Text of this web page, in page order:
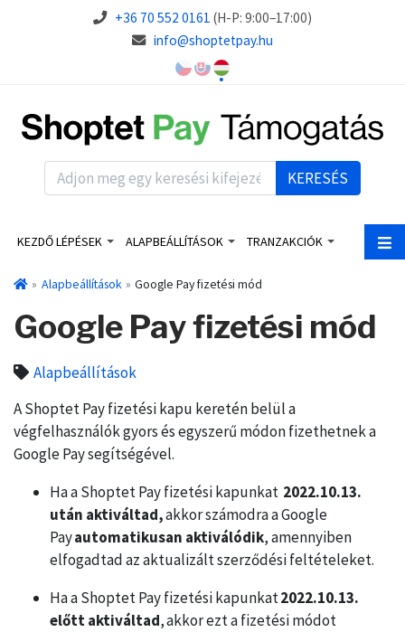
+36 70 552 0161 (H-P: 9:00–17:00)
info@shoptetpay.hu
KERESÉS
KEZDŐ LÉPÉSEK ALAPBEÁLLÍTÁSOK TRANZAKCIÓK
Alapbeállítások Google Pay fizetési mód
Google Pay fizetési mód
Alapbeállítások
A Shoptet Pay fizetési kapu keretén belül a
végfelhasználók gyors és egyszerű módon fizethetnek a
Google Pay segítségével.
Ha a Shoptet Pay fizetési kapunkat 2022.10.13.
után aktiváltad,akkor számodra a Google
Payautomatikusan aktiválódik, amennyiben
elfogadtad az aktualizált szerződési feltételeket.
Ha a Shoptet Pay fizetési kapunkat2022.10.13.
előtt aktiváltad, akkor ezt a fizetési módot